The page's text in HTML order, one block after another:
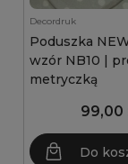
Decordruk
Poduszka
wzór NB10 |
metryczką
99,00
Do